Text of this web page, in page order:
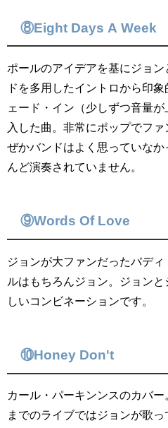
⑧Eight Days A Week
ポールのアイデアを基にジョ
ドを多用したイントロから印
ェード・イン（少しずつ音量
入した曲。非常にポップでフ
ぜかバンドはよく思っていな
んど演奏されていません。
⑨Words Of Love
ジョンが大ファンだったバデ
ルはもちろんジョン。ジョン
しいコンビネーションです。
⑩Honey Don't
カール・パーキンンスのカバ
までのライブではジョンが歌